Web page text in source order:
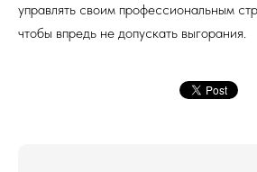
управлять своим профессиональным
чтобы впредь не допускать выгорания.